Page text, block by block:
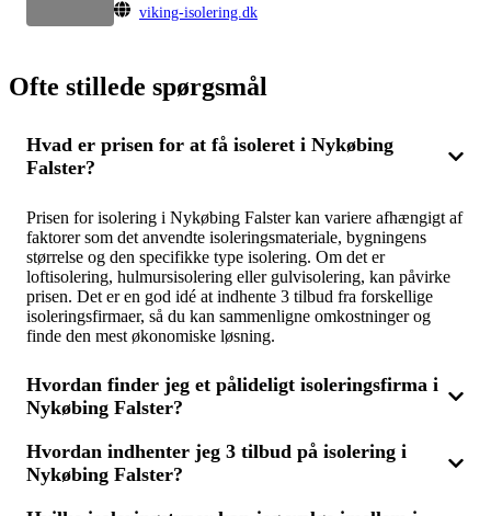
viking-isolering.dk
Ofte stillede spørgsmål
Hvad er prisen for at få isoleret i Nykøbing
Falster?
Prisen for isolering i Nykøbing Falster kan variere afhængigt af
faktorer som det anvendte isoleringsmateriale, bygningens
størrelse og den specifikke type isolering. Om det er
loftisolering, hulmursisolering eller gulvisolering, kan påvirke
prisen. Det er en god idé at indhente 3 tilbud fra forskellige
isoleringsfirmaer, så du kan sammenligne omkostninger og
finde den mest økonomiske løsning.
Hvordan finder jeg et pålideligt isoleringsfirma i
Nykøbing Falster?
For at finde det bedste isoleringsfirma i Nykøbing Falster, kan
du indhente 3 tilbud og sammenligne dem. Vælg et firma med
Hvordan indhenter jeg 3 tilbud på isolering i
Nykøbing Falster?